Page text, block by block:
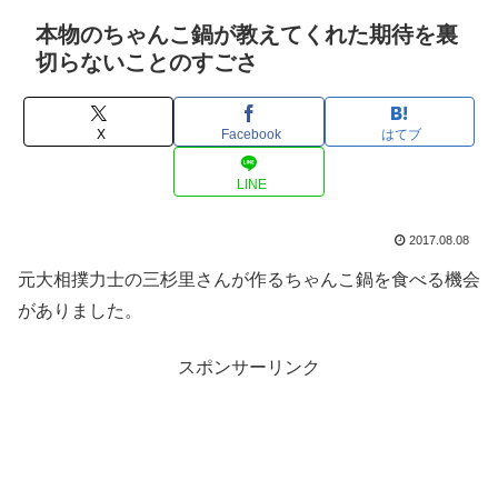
本物のちゃんこ鍋が教えてくれた期待を裏
切らないことのすごさ
X Facebook はてブ
LINE
2017.08.08
元大相撲力士の三杉里さんが作るちゃんこ鍋を食べる機会
がありました。
スポンサーリンク